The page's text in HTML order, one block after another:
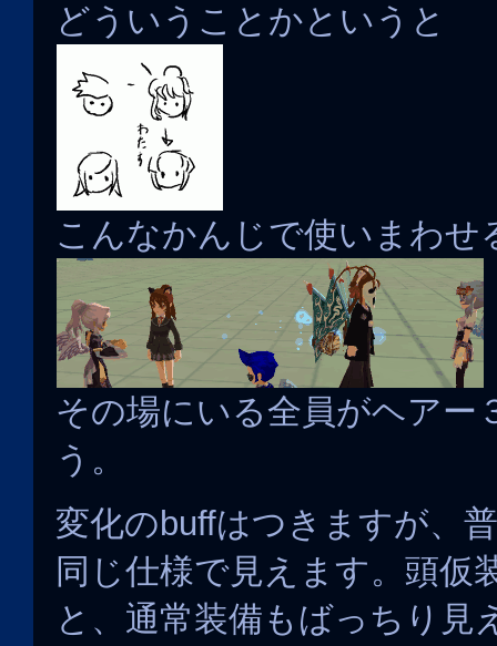
どういうことかというと
こんなかんじで使いまわせ
その場にいる全員がヘアー
う。
変化のbuffはつきますが、
同じ仕様で見えます。頭仮
と、通常装備もばっちり見